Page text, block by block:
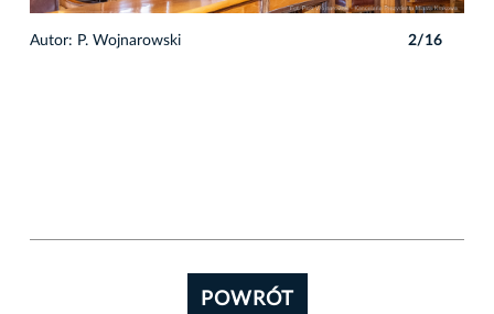
Autor: P. Wojnarowski 2/16
POWRÓT